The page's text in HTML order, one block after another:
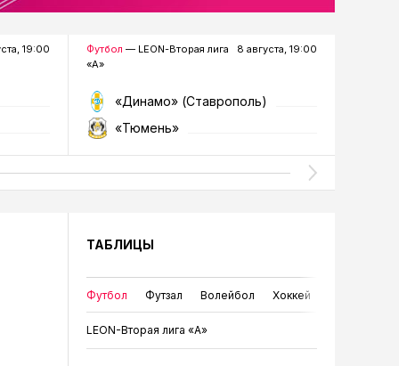
19:00 Футбол — LEON-Вторая лига
«А»
8 августа, 19:00
«Динамо» (Ставрополь)
«Тюмень»
ТАБЛИЦЫ
Футбол Футзал Волейбол Хоккей
LEON-Вторая лига «А»